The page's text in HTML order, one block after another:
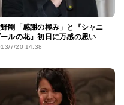
剛「感謝の極み」と『シャニ
ールの花』初日に万感の思い
7/20 14:38